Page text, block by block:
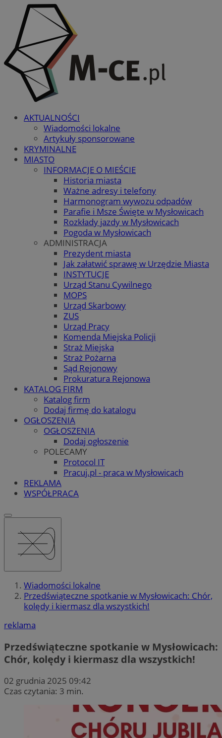
AKTUALNOŚCI
Wiadomości lokalne
Artykuły sponsorowane
KRYMINALNE
MIASTO
INFORMACJE O MIEŚCIE
Historia miasta
Ważne adresy i telefony
Harmonogram wywozu odpadów
Parafie i Msze Święte w Mysłowicach
Rozkłady jazdy w Mysłowicach
Pogoda w Mysłowicach
ADMINISTRACJA
Prezydent miasta
Jak załatwić sprawę w Urzędzie Miasta
INSTYTUCJE
Urząd Stanu Cywilnego
MOPS
Urząd Skarbowy
ZUS
Urząd Pracy
Komenda Miejska Policji
Straż Miejska
Straż Pożarna
Sąd Rejonowy
Prokuratura Rejonowa
KATALOG FIRM
Katalog firm
Dodaj firmę do katalogu
OGŁOSZENIA
OGŁOSZENIA
Dodaj ogłoszenie
POLECAMY
Protocol IT
Pracuj.pl - praca w Mysłowicach
REKLAMA
WSPÓŁPRACA
Wiadomości lokalne
Przedświąteczne spotkanie w Mysłowicach: Chór,
kolędy i kiermasz dla wszystkich!
reklama
Przedświąteczne spotkanie w Mysłowicach:
Chór, kolędy i kiermasz dla wszystkich!
02 grudnia 2025 09:42
Czas czytania: 3 min.